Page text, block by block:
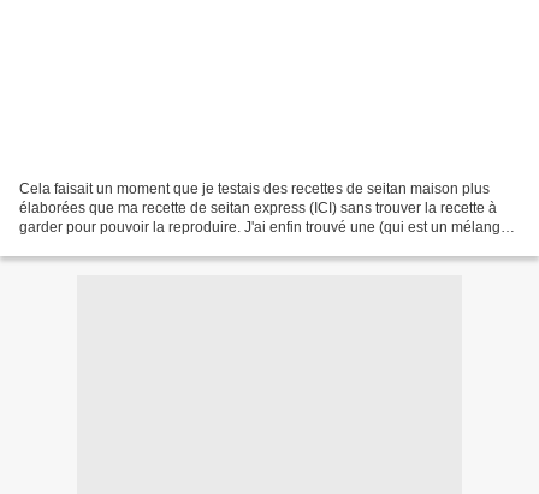
Cela faisait un moment que je testais des recettes de seitan maison plus
élaborées que ma recette de seitan express (ICI) sans trouver la recette à
garder pour pouvoir la reproduire. J'ai enfin trouvé une (qui est un mélange